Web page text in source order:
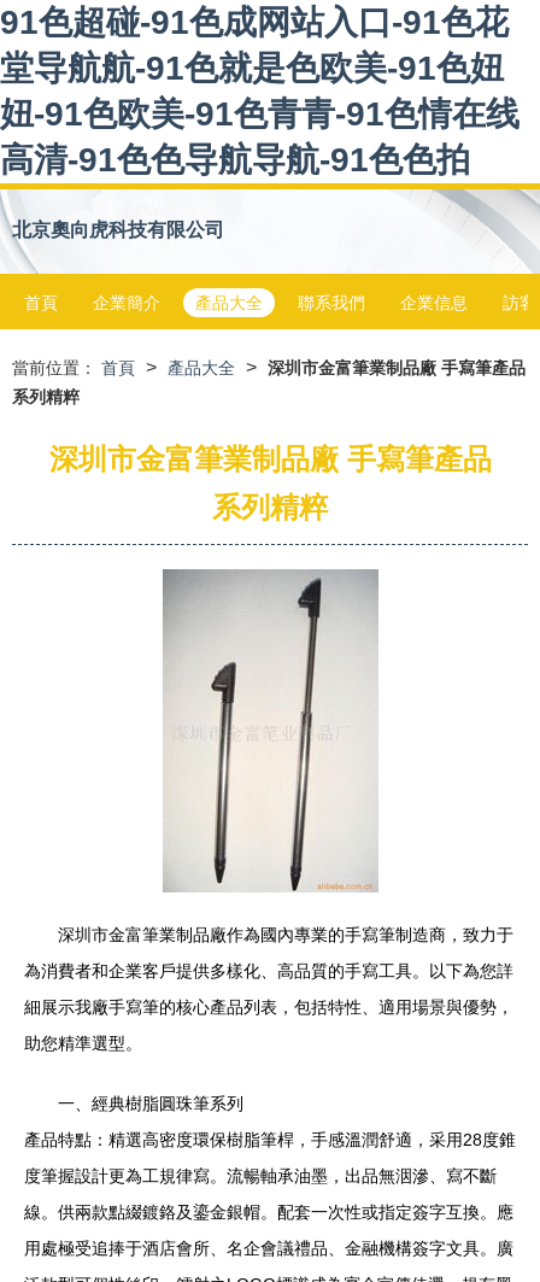
91色超碰-91色成网站入口-91色花
堂导航航-91色就是色欧美-91色妞
妞-91色欧美-91色青青-91色情在线
高清-91色色导航导航-91色色拍
北京奧向虎科技有限公司
首頁 企業簡介 產品大全 聯系我們 企業信息 訪客
當前位置： 首頁 > 產品大全 > 深圳市金富筆業制品廠 手寫筆產品
系列精粹
深圳市金富筆業制品廠 手寫筆產品
系列精粹
深圳市金富筆業制品廠作為國內專業的手寫筆制造商，致力于
為消費者和企業客戶提供多樣化、高品質的手寫工具。以下為您詳
細展示我廠手寫筆的核心產品列表，包括特性、適用場景與優勢，
助您精準選型。
一、經典樹脂圓珠筆系列
產品特點：精選高密度環保樹脂筆桿，手感溫潤舒適，采用28度錐
度筆握設計更為工規律寫。流暢軸承油墨，出品無洇滲、寫不斷
線。供兩款點綴鍍鉻及鎏金銀帽。配套一次性或指定簽字互換。應
用處極受追捧于酒店會所、名企會議禮品、金融機構簽字文具。廣